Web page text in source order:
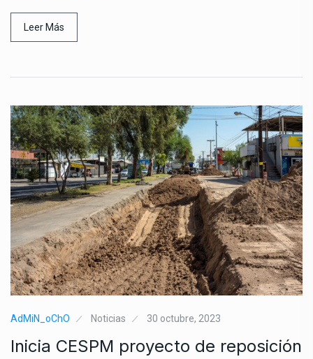
Leer Más
AdMiN_oChO Noticias 30 octubre, 2023
Inicia CESPM proyecto de reposición